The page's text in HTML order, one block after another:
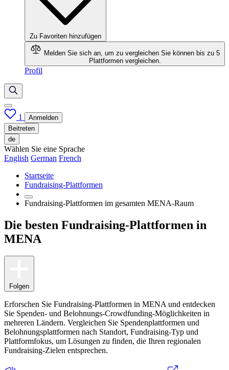
Zu Favoriten hinzufügen
Melden Sie sich an, um zu vergleichen Sie können bis zu 5
Plattformen vergleichen.
Profil
1
Anmelden
Beitreten
de
Wählen Sie eine Sprache
English German French
Startseite
Fundraising-Plattformen
Fundraising-Plattformen im gesamten MENA-Raum
Die besten Fundraising-Plattformen in
MENA
Folgen
Erforschen Sie Fundraising-Plattformen in MENA und entdecken
Sie Spenden- und Belohnungs-Crowdfunding-Möglichkeiten in
mehreren Ländern. Vergleichen Sie Spendenplattformen und
Belohnungsplattformen nach Standort, Fundraising-Typ und
Plattformfokus, um Lösungen zu finden, die Ihren regionalen
Fundraising-Zielen entsprechen.